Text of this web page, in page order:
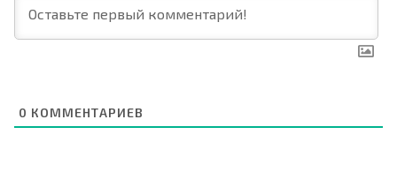
0 КОММЕНТАРИЕВ